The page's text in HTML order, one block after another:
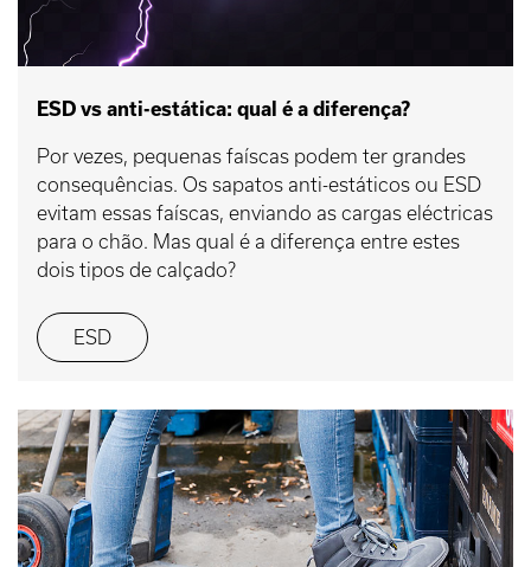
ESD vs anti-estática: qual é a diferença?
Por vezes, pequenas faíscas podem ter grandes
consequências. Os sapatos anti-estáticos ou ESD
evitam essas faíscas, enviando as cargas eléctricas
para o chão. Mas qual é a diferença entre estes
dois tipos de calçado?
ESD